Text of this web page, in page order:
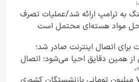
به ترامپ ارائه شد/عملیات تصرف
مواد هسته‌ای محتمل است
برای اتصال اینترنت صادر شد؛
از همین دقایق احیا می‌شود؛ اتصال